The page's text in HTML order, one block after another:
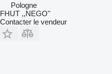
Pologne
FHUT ,,NEGO''
Contacter le vendeur